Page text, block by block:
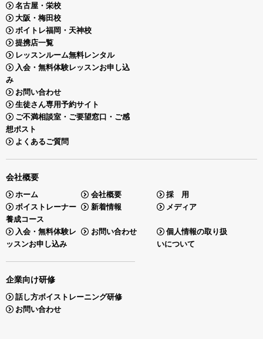
名古屋・栄校
大阪・梅田校
ボイトレ福岡・天神校
提携店一覧
レッスンルーム無料レンタル
入会・無料体験レッスンお申し込
み
お問い合わせ
生徒さん専用予約サイト
ご不満相談室・ご要望窓口・ご感
想ポスト
よくあるご質問
会社概要
ホーム 会社概要
採 用
ボイストレーナー
養成コース
新着情報 メディア
入会・無料体験レ
ッスンお申し込み
お問い合わせ
個人情報の取り扱
いについて
企業向け研修
話し方ボイストレーニング研修
お問い合わせ